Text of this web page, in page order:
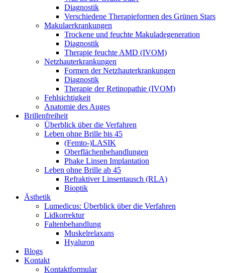
Diagnostik
Verschiedene Therapieformen des Grünen Stars
Makulaerkrankungen
Trockene und feuchte Makuladegeneration
Diagnostik
Therapie feuchte AMD (IVOM)
Netzhauterkrankungen
Formen der Netzhauterkrankungen
Diagnostik
Therapie der Retinopathie (IVOM)
Fehlsichtigkeit
Anatomie des Auges
Brillenfreiheit
Überblick über die Verfahren
Leben ohne Brille bis 45
(Femto-)LASIK
Oberflächenbehandlungen
Phake Linsen Implantation
Leben ohne Brille ab 45
Refraktiver Linsentausch (RLA)
Bioptik
Ästhetik
Lumedicus: Überblick über die Verfahren
Lidkorrektur
Faltenbehandlung
Muskelrelaxans
Hyaluron
Blogs
Kontakt
Kontaktformular